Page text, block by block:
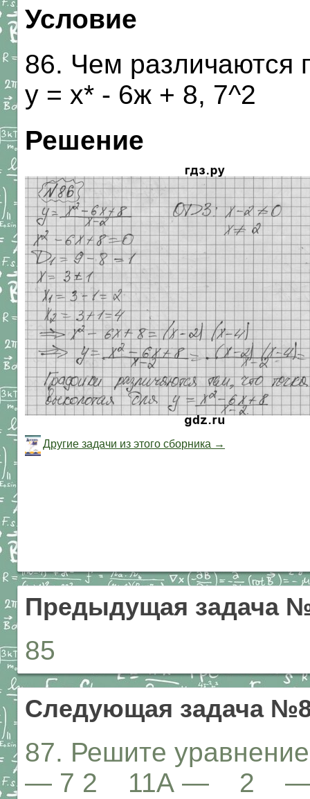
Условие
86. Чем различаются
у = х* - 6ж + 8, 7^2
Решение
Другие задачи из этого сборника →
Предыдущая задача
85
Следующая задача
87. Решите
— 7 2 11А — 2